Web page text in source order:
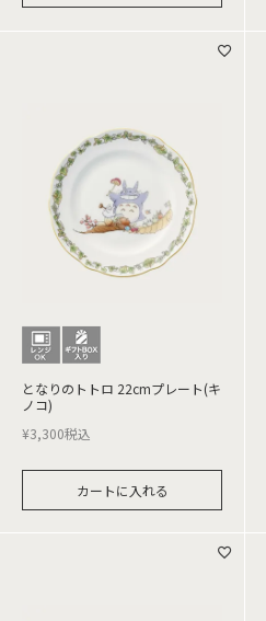
となりのトトロ 22cmプレート(キ
ノコ)
¥3,300税込
カートに入れる